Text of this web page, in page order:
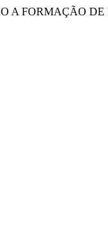
A FORMAÇÃO